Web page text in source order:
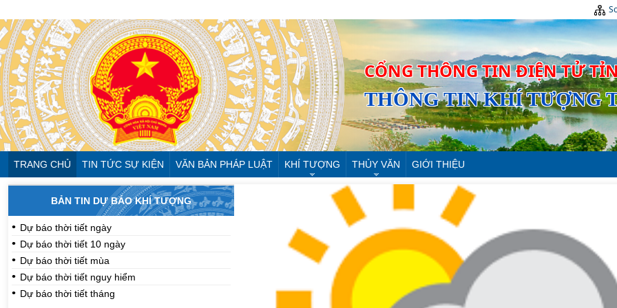
CỔNG THÔNG TIN ĐIỆN TỬ
THÔNG TIN KHÍ TƯỢNG
TRANG CHỦ TIN TỨC SỰ KIỆN VĂN BẢN PHÁP LUẬT KHÍ TƯỢNG THỦY VĂN GIỚI THIỆU
BẢN TIN DỰ BÁO KHÍ TƯỢNG
Dự báo thời tiết ngày
Dự báo thời tiết 10 ngày
Dự báo thời tiết mùa
Dự báo thời tiết nguy hiểm
Dự báo thời tiết tháng